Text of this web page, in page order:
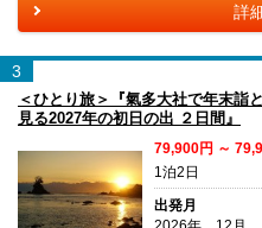
詳
3
＜ひとり旅＞『氣多大社で年末
見る2027年の初日の出 ２日間』
79,900円 ～
1泊2日
出発月